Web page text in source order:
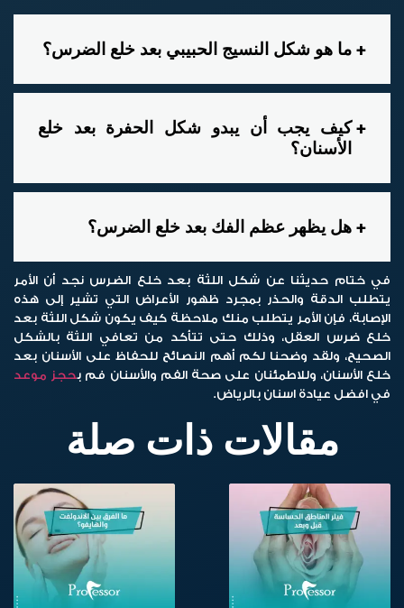
ما هو شكل النسيج الحبيبي بعد خلع الضرس؟
كيف يجب أن يبدو شكل الحفرة بعد خلع
الأسنان؟
هل يظهر عظم الفك بعد خلع الضرس؟
في ختام حديثنا عن شكل اللثة بعد خلع الضرس نجد أن الأمر
يتطلب الدقة والحذر بمجرد ظهور الأعراض التي تشير إلى هذه
الإصابة، فإن الأمر يتطلب منك ملاحظة كيف يكون شكل اللثة بعد
خلع ضرس العقل، وذلك حتى تتأكد من تعافي اللثة بالشكل
الصحيح، ولقد وضحنا لكم أهم النصائح للحفاظ على الأسنان بعد
خلع الأسنان، وللاطمئنان على صحة الفم والأسنان فم بحجز موعد
في افضل عيادة اسنان بالرياض.
مقالات ذات صلة